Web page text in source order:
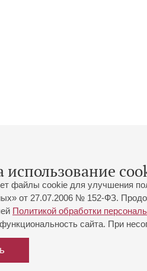
использование
файлы cookie для улучшения
от 27.07.2006 № 152-ФЗ.
Политикой обработки
сайта. При